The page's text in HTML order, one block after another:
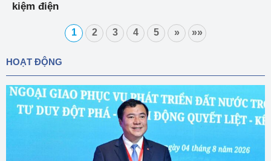
kiệm điện
1 2 3 4 5 » »»
HOẠT ĐỘNG